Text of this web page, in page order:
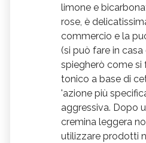
limone e
rose, è
commercio e la
(si può fare in
spiegherò come si
tonico a base di
'azione più
aggressiva. Dopo
cremina leggera
utilizzare prodotti